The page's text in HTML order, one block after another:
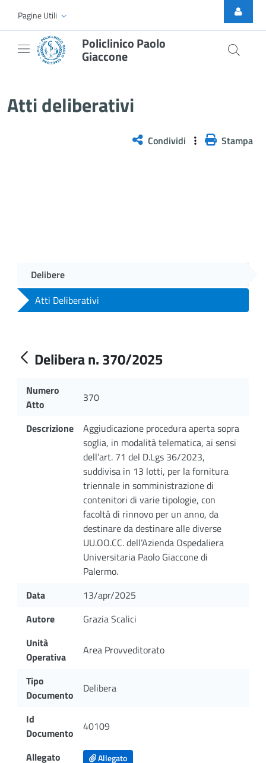
Skip to Main Content
Pagine Utili
Policlinico Paolo
Giaccone
Atti deliberativi
Condividi Stampa
Delibere
Atti Deliberativi
Delibera n. 370/2025
Numero
Atto
370
Descrizione
Aggiudicazione procedura aperta sopra
soglia, in modalità telematica, ai sensi
dell’art. 71 del D.Lgs 36/2023,
suddivisa in 13 lotti, per la fornitura
triennale in somministrazione di
contenitori di varie tipologie, con
facoltà di rinnovo per un anno, da
destinare da destinare alle diverse
UU.OO.CC. dell’Azienda Ospedaliera
Universitaria Paolo Giaccone di
Palermo.
Data
13/apr/2025
Autore
Grazia Scalici
Unità
Operativa
Area Provveditorato
Tipo
Documento
Delibera
Id
Documento
40109
Allegato Allegato